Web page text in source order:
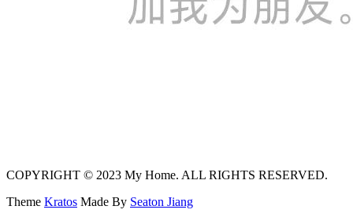
COPYRIGHT © 2023 My Home. ALL RIGHTS RESERVED.
Theme Kratos Made By Seaton Jiang